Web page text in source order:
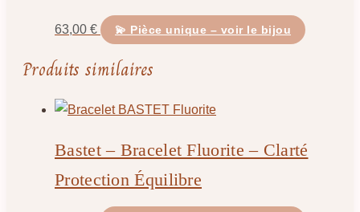
63,00 € 💫 Pièce unique – voir le bijou
Produits similaires
Bastet – Bracelet Fluorite – Clarté
Protection Équilibre